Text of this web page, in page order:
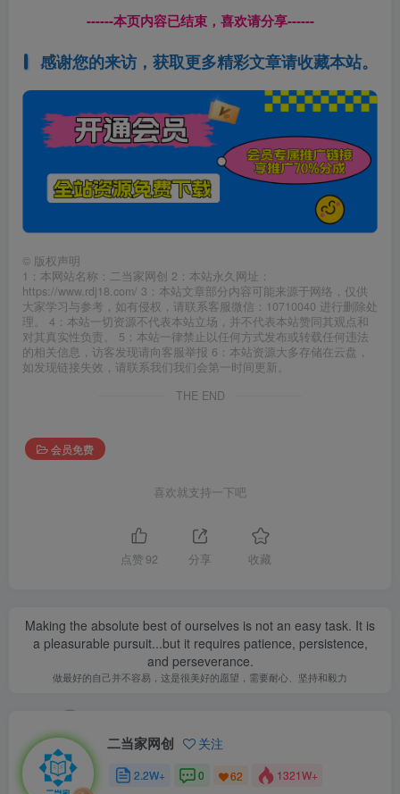
------本页内容已结束，喜欢请分享------
感谢您的来访，获取更多精彩文章请收藏本站。
© 版权声明
1：本网站名称：二当家网创 2：本站永久网址：
https://www.rdj18.com/ 3：本站文章部分内容可能来源于网络，仅供
大家学习与参考，如有侵权，请联系客服微信：10710040 进行删除处
理。 4：本站一切资源不代表本站立场，并不代表本站赞同其观点和
对其真实性负责。 5：本站一律禁止以任何方式发布或转载任何违法
的相关信息，访客发现请向客服举报 6：本站资源大多存储在云盘，
如发现链接失效，请联系我们我们会第一时间更新。
THE END
会员免费
喜欢就支持一下吧
点赞 92 分享 收藏
Making the absolute best of ourselves is not an easy task. It is
a pleasurable pursuit...but it requires patience, persistence,
and perseverance.
做最好的自己并不容易，这是很美好的愿望，需要耐心、坚持和毅力
二当家网创 关注
2.2W+ 0 62 1321W+